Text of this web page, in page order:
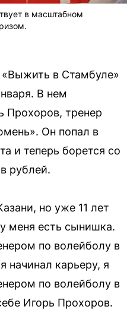
в масштабном
в Стамбуле»
В нем
Прохоров, тренер
Он попал в
и теперь борется со
рублей.
но уже 11 лет
меня есть сынишка.
по волейболу в
начинал карьеру, я
по волейболу в
Игорь Прохоров.